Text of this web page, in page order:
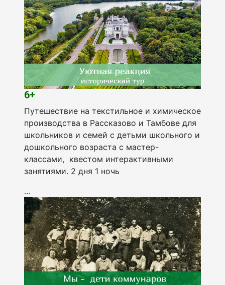
6+
Путешествие на текстильное и химическое
производства в Рассказово и Тамбове для
школьников и семей с детьми школьного и
дошкольного возраста с мастер-
классами, квестом интерактивными
занятиями. 2 дня 1 ночь
...